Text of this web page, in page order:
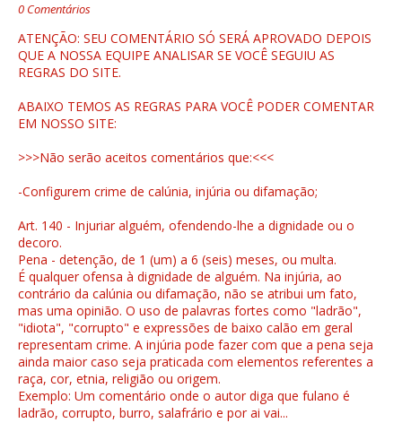
0 Comentários
ATENÇÃO: SEU COMENTÁRIO SÓ SERÁ APROVADO DEPOIS
QUE A NOSSA EQUIPE ANALISAR SE VOCÊ SEGUIU AS
REGRAS DO SITE.
ABAIXO TEMOS AS REGRAS PARA VOCÊ PODER COMENTAR
EM NOSSO SITE:
>>>Não serão aceitos comentários que:<<<
-Configurem crime de calúnia, injúria ou difamação;
Art. 140 - Injuriar alguém, ofendendo-lhe a dignidade ou o
decoro.
Pena - detenção, de 1 (um) a 6 (seis) meses, ou multa.
É qualquer ofensa à dignidade de alguém. Na injúria, ao
contrário da calúnia ou difamação, não se atribui um fato,
mas uma opinião. O uso de palavras fortes como "ladrão",
"idiota", "corrupto" e expressões de baixo calão em geral
representam crime. A injúria pode fazer com que a pena seja
ainda maior caso seja praticada com elementos referentes a
raça, cor, etnia, religião ou origem.
Exemplo: Um comentário onde o autor diga que fulano é
ladrão, corrupto, burro, salafrário e por ai vai...